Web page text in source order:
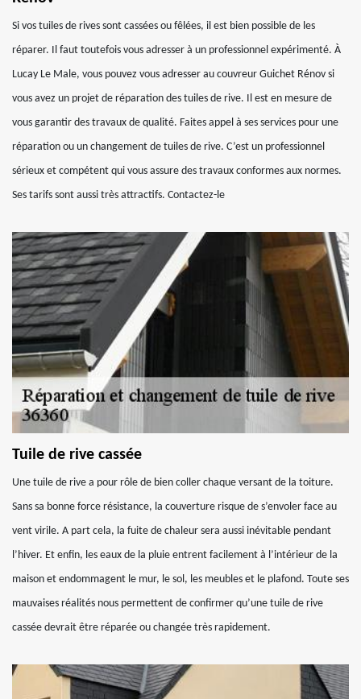
Si vos tuiles de rives sont cassées ou fêlées, il est bien possible de les
réparer. Il faut toutefois vous adresser à un professionnel expérimenté. À
Lucay Le Male, vous pouvez vous adresser au couvreur Guichet Rénov si
vous avez un projet de réparation des tuiles de rive. Il est en mesure de
vous garantir des travaux de qualité. Faites appel à ses services pour une
réparation ou un changement de tuiles de rive. C’est un professionnel
sérieux et compétent qui vous assure des travaux conformes aux normes.
Ses tarifs sont aussi très attractifs. Contactez-le
Tuile de rive cassée
Une tuile de rive a pour rôle de bien coller chaque versant de la toiture.
Sans sa bonne force résistance, la couverture risque de s’envoler face au
vent virile. A part cela, la fuite de chaleur sera aussi inévitable pendant
l’hiver. Et enfin, les eaux de la pluie entrent facilement à l’intérieur de la
maison et endommagent le mur, le sol, les meubles et le plafond. Toute ses
mauvaises réalités nous permettent de confirmer qu’une tuile de rive
cassée devrait être réparée ou changée très rapidement.